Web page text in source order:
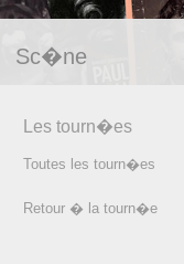
Sc�ne
Les tourn�es
Toutes les tourn�es
Retour � la tourn�e